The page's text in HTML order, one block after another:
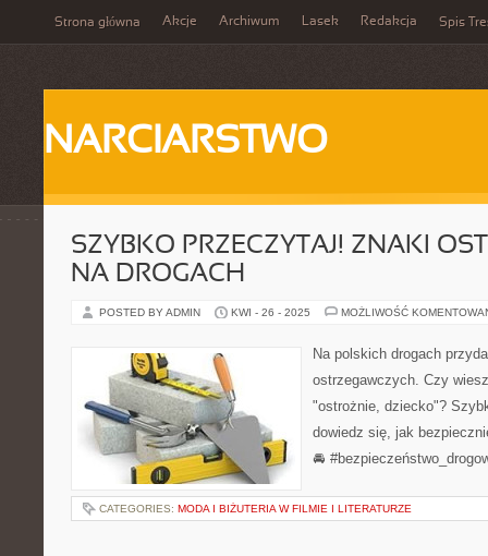
Strona główna Akcje Archiwum Lasek Redakcja Spis
NARCIARSTWO
SZYBKO PRZECZYTAJ! ZNAKI
NA DROGACH
POSTED BY ADMIN KWI - 26 - 2025 MOŻLIWOŚĆ
Na polskich drogach
ostrzegawczych. Czy
"ostrożnie, dziecko"?
dowiedz się, jak
🚘
CATEGORIES: MODA I BIŻUTERIA W FILMIE I LITERATURZE